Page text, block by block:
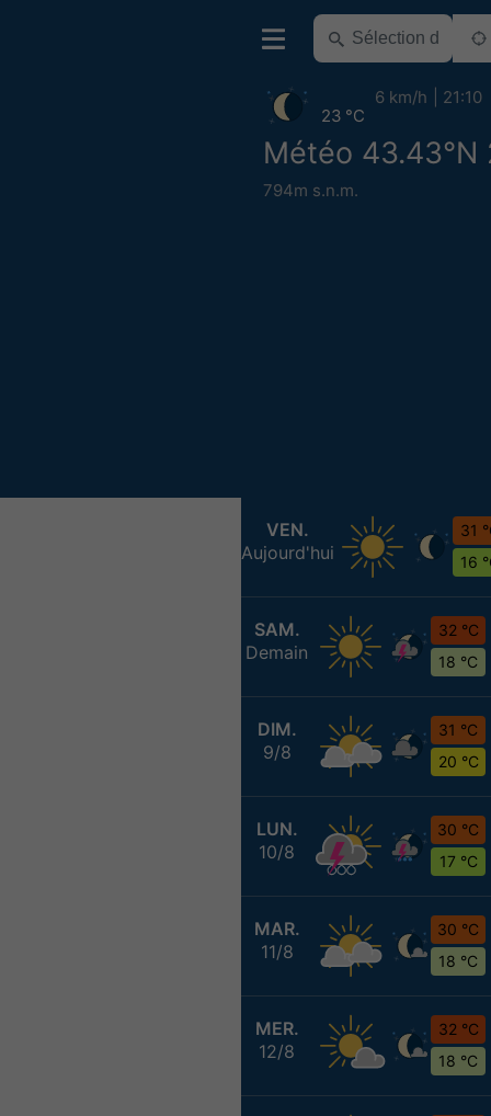
Météo 43.43°N
794m s.n.m.
23 °C
6 km/h 21:10
VEN.
Aujourd'hui
31
16
SAM.
Demain
32 °C
18 °C
DIM.
9/8
31 °C
20 °C
LUN.
10/8
30 °C
17 °C
MAR.
11/8
30 °C
18 °C
MER.
12/8
32 °C
18 °C